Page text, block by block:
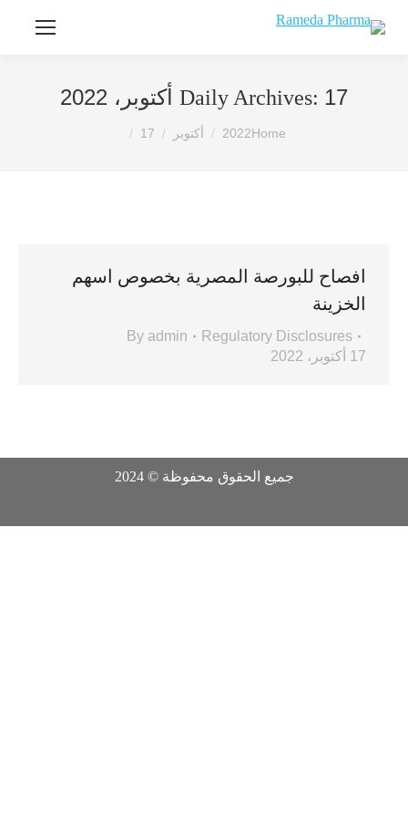
Daily Archives: 17 أكتوبر، 2022
Home
2022 أكتوبر 17
افصاح للبورصة المصرية بخصوص اسهم
الخزينة
Regulatory Disclosures
By admin
17 أكتوبر، 2022
جميع الحقوق محفوظة © 2024